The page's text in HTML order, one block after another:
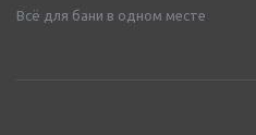
Всё для бани в одном месте